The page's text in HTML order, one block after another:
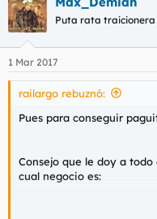
Puta rata traicionera
1 Mar 2017
railargo rebuznó:
Pues para conseguir
Consejo que le doy a
cual negocio es: